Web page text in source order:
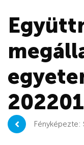
Fényképezte: